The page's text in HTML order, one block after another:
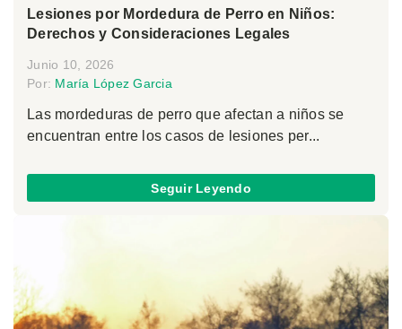
Lesiones por Mordedura de Perro en Niños:
Derechos y Consideraciones Legales
Junio 10, 2026
Por: María López Garcia
Las mordeduras de perro que afectan a niños se
encuentran entre los casos de lesiones per...
Seguir Leyendo